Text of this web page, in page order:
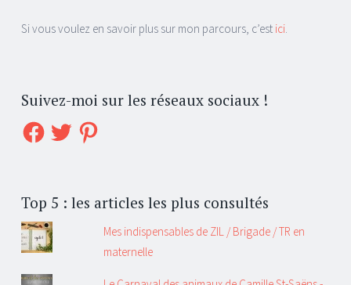
Si vous voulez en savoir plus sur mon parcours, c’est ici
Suivez-moi sur les réseaux sociaux !
Facebook
Twitter Pinterest
Top 5 : les articles les plus consultés
Mes indispensables de ZIL / Brigade / TR en
maternelle